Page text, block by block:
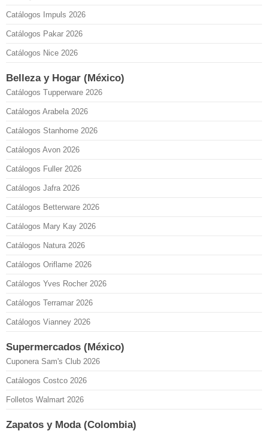
Catálogos Impuls 2026
Catálogos Pakar 2026
Catálogos Nice 2026
Belleza y Hogar (México)
Catálogos Tupperware 2026
Catálogos Arabela 2026
Catálogos Stanhome 2026
Catálogos Avon 2026
Catálogos Fuller 2026
Catálogos Jafra 2026
Catálogos Betterware 2026
Catálogos Mary Kay 2026
Catálogos Natura 2026
Catálogos Oriflame 2026
Catálogos Yves Rocher 2026
Catálogos Terramar 2026
Catálogos Vianney 2026
Supermercados (México)
Cuponera Sam's Club 2026
Catálogos Costco 2026
Folletos Walmart 2026
Zapatos y Moda (Colombia)